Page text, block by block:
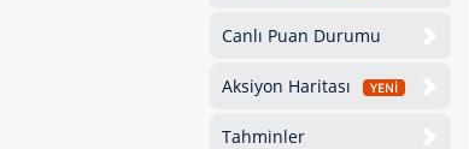
Canlı Puan Durumu
Aksiyon Haritası YENİ
Tahminler